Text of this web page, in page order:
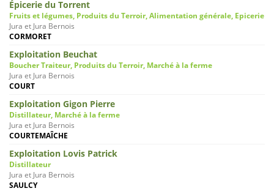
Épicerie du Torrent
Fruits et légumes, Produits du Terroir, Alimentation générale, Epicerie
Jura et Jura Bernois
CORMORET
Exploitation Beuchat
Boucher Traiteur, Produits du Terroir, Marché à la ferme
Jura et Jura Bernois
COURT
Exploitation Gigon Pierre
Distillateur, Marché à la ferme
Jura et Jura Bernois
COURTEMAÎCHE
Exploitation Lovis Patrick
Distillateur
Jura et Jura Bernois
SAULCY